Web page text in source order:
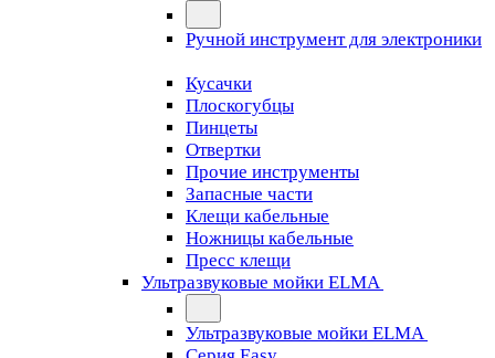
Ручной инструмент для электроники
Кусачки
Плоскогубцы
Пинцеты
Отвертки
Прочие инструменты
Запасные части
Клещи кабельные
Ножницы кабельные
Пресс клещи
Ультразвуковые мойки ELMA
Ультразвуковые мойки ELMA